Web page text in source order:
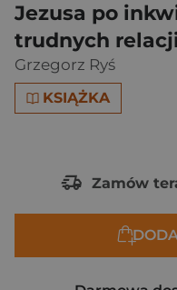
Jezusa po
trudnych
Grzegorz Ryś
KSIĄŻKA
Zamów